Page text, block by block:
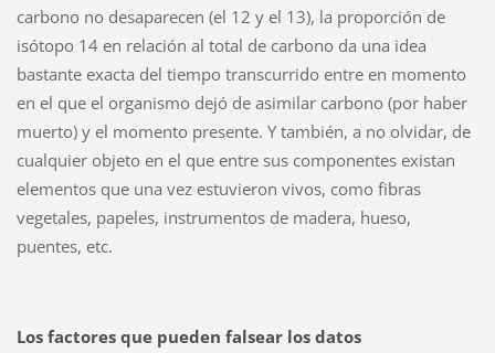
carbono no desaparecen (el 12 y el 13), la proporción de
isótopo 14 en relación al total de carbono da una idea
bastante exacta del tiempo transcurrido entre en momento
en el que el organismo dejó de asimilar carbono (por haber
muerto) y el momento presente. Y también, a no olvidar, de
cualquier objeto en el que entre sus componentes existan
elementos que una vez estuvieron vivos, como fibras
vegetales, papeles, instrumentos de madera, hueso,
puentes, etc.
Los factores que pueden falsear los datos